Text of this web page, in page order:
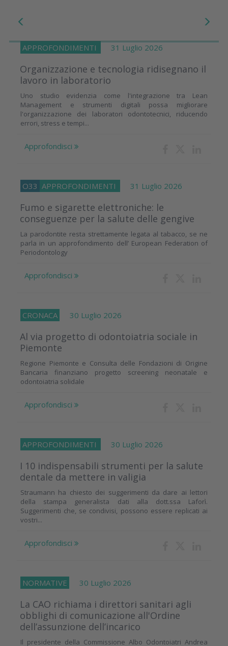
APPROFONDIMENTI 31 Luglio 2026
Organizzazione e tecnologia ridisegnano il
lavoro in laboratorio
Uno studio evidenzia come l'integrazione tra Lean
Management e strumenti digitali possa migliorare
l'organizzazione dei laboratori odontotecnici, riducendo
errori, stress e tempi...
Approfondisci
O33 APPROFONDIMENTI 31 Luglio 2026
Fumo e sigarette elettroniche: le
conseguenze per la salute delle gengive
La parodontite resta strettamente legata al tabacco, se ne
parla in un approfondimento dell’ European Federation of
Periodontology
Approfondisci
CRONACA 30 Luglio 2026
Al via progetto di odontoiatria sociale in
Piemonte
Regione Piemonte e Consulta delle Fondazioni di Origine
Bancaria finanziano progetto screening neonatale e
odontoiatria solidale
Approfondisci
APPROFONDIMENTI 30 Luglio 2026
I 10 indispensabili strumenti per la salute
dentale da mettere in valigia
Straumann ha chiesto dei suggerimenti da dare ai lettori
della stampa generalista dati alla dott.ssa Laforì.
Suggerimenti che, se condivisi, possono essere replicati ai
vostri...
Approfondisci
NORMATIVE 30 Luglio 2026
La CAO richiama i direttori sanitari agli
obblighi di comunicazione all'Ordine
dell’assunzione dell’incarico
Il presidente della Commissione Albo Odontoiatri Andrea